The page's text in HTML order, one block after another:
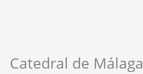
Catedral de Málaga